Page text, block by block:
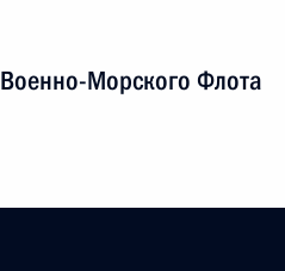
Морского Флота